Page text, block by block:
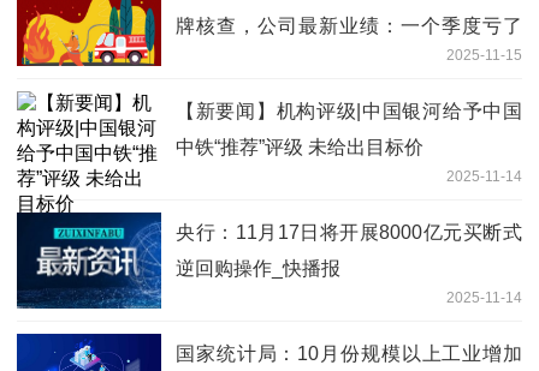
牌核查，公司最新业绩：一个季度亏了
2025-11-15
【新要闻】机构评级|中国银河给予中国
中铁“推荐”评级 未给出目标价
2025-11-14
央行：11月17日将开展8000亿元买断式
逆回购操作_快播报
2025-11-14
国家统计局：10月份规模以上工业增加